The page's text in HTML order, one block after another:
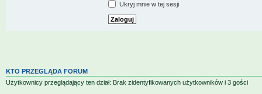
Ukryj mnie w tej sesji
KTO PRZEGLĄDA FORUM
Użytkownicy przeglądający ten dział: Brak zidentyfikowanych użytkowników i 3 gości